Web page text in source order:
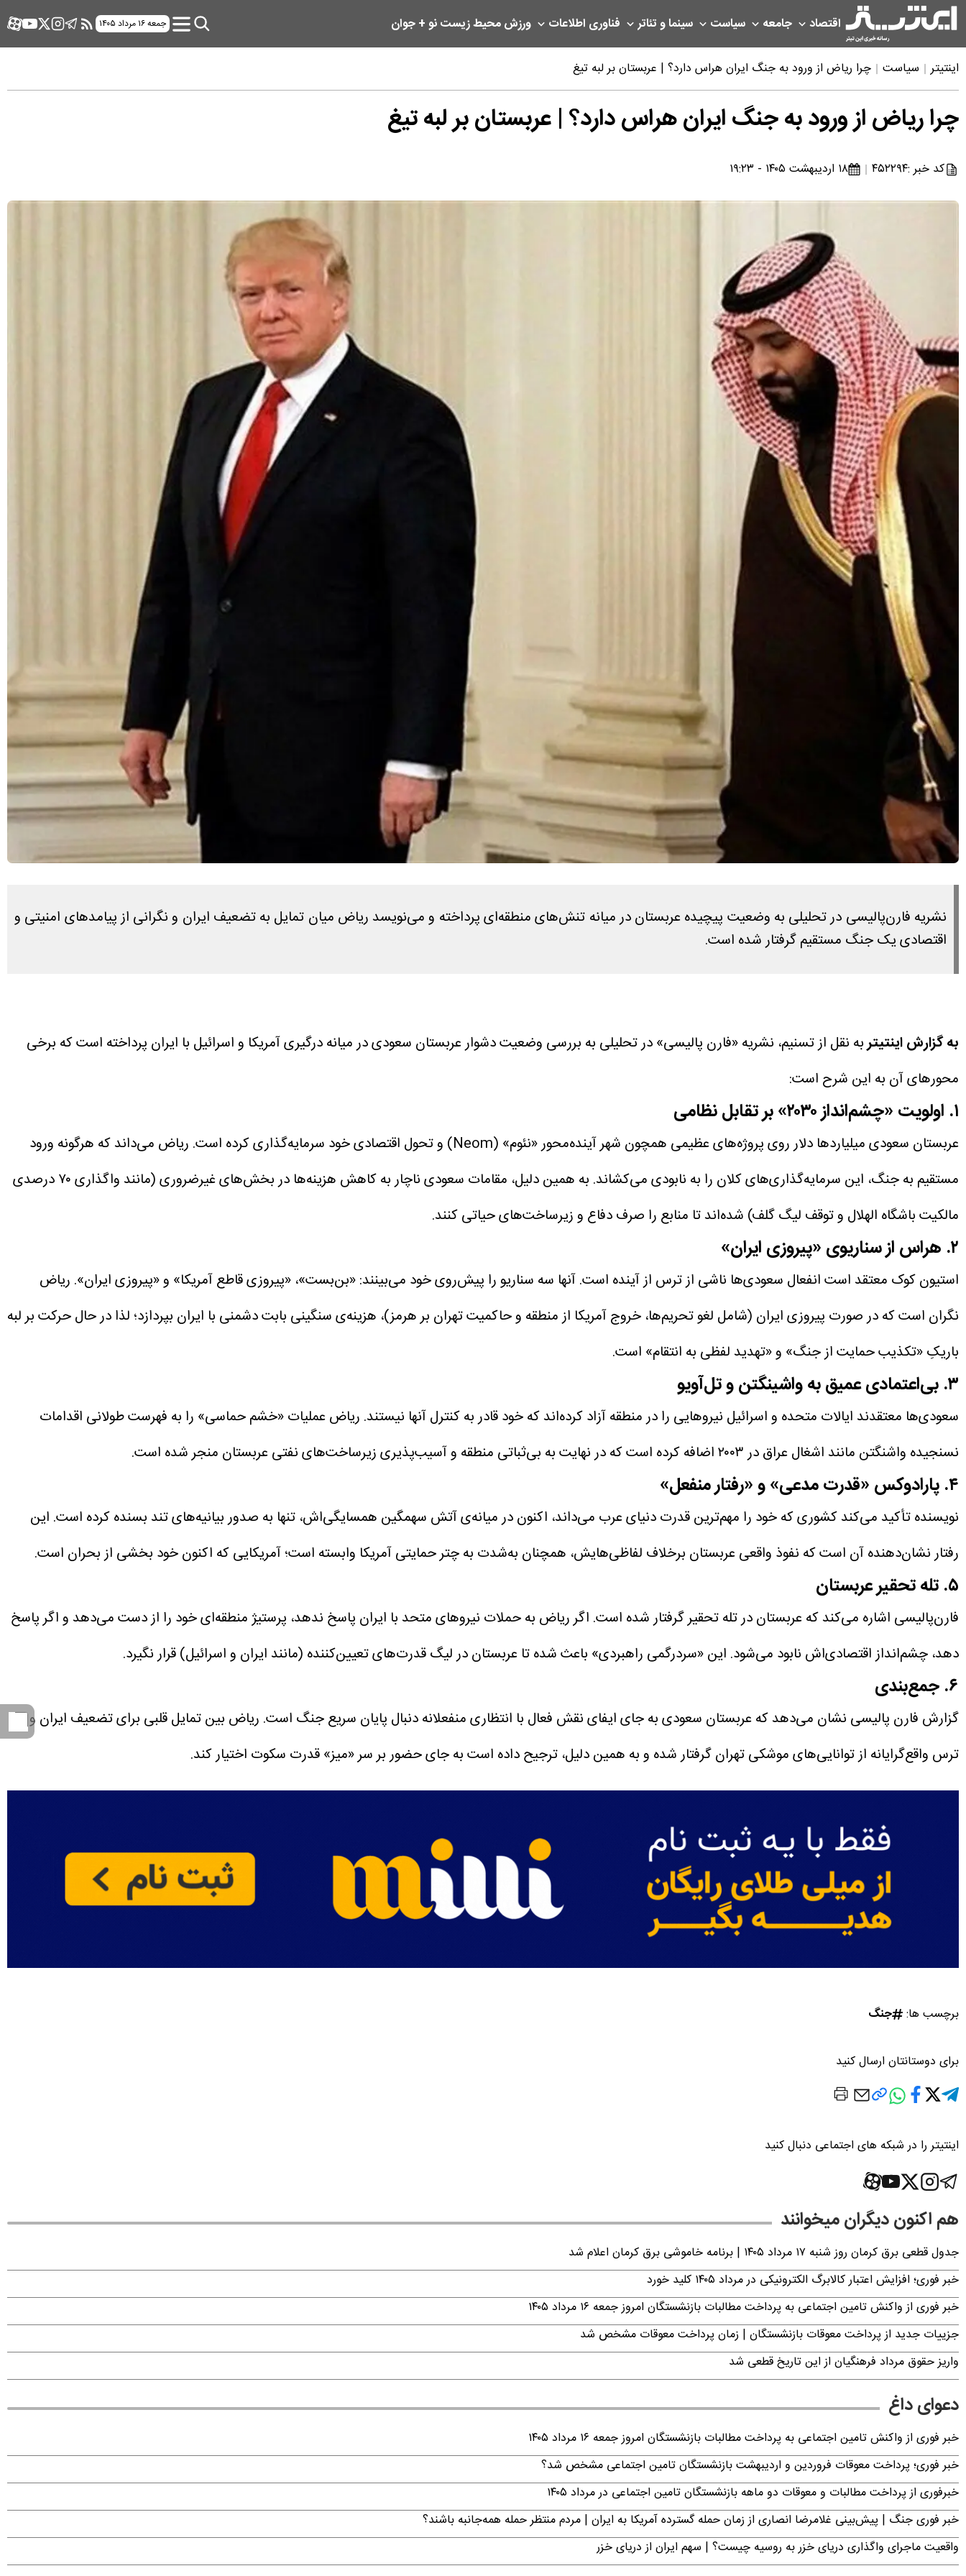
اقتصاد جامعه سیاست سینما و تئاتر فناوری اطلاعات ورزشمحیط زیستنو + جوان جمعه ۱۶ مرداد ۱۴۰۵
اینتیتر سیاست چرا ریاض از ورود به جنگ ایران هراس دارد؟ | عربستان بر لبه تیغ
چرا ریاض از ورود به جنگ ایران هراس دارد؟ | عربستان بر لبه تیغ
کد خبر :۴۵۲۲۹۴ ۱۸ اردیبهشت ۱۴۰۵ - ۱۹:۲۳
نشریه فارن‌پالیسی در تحلیلی به وضعیت پیچیده عربستان در میانه تنش‌های منطقه‌ای پرداخته و می‌نویسد ریاض میان تمایل به تضعیف ایران و نگرانی از پیامد‌های امنیتی و
اقتصادی یک جنگ مستقیم گرفتار شده است.
به گزارش اینتیتربه نقل از تسنیم، نشریه «فارن پالیسی» در تحلیلی به بررسی وضعیت دشوار عربستان سعودی در میانه درگیری آمریکا و اسرائیل با ایران پرداخته است که برخی
محور‌های آن به این شرح است:
۱. اولویت «چشم‌انداز ۲۰۳۰» بر تقابل نظامی
عربستان سعودی میلیارد‌ها دلار روی پروژه‌های عظیمی همچون شهر آینده‌محور «نئوم» (Neom) و تحول اقتصادی خود سرمایه‌گذاری کرده است. ریاض می‌داند که هرگونه ورود
مستقیم به جنگ، این سرمایه‌گذاری‌های کلان را به نابودی می‌کشاند. به همین دلیل، مقامات سعودی ناچار به کاهش هزینه‌ها در بخش‌های غیرضروری (مانند واگذاری ۷۰ درصدی
مالکیت باشگاه الهلال و توقف لیگ گلف) شده‌اند تا منابع را صرف دفاع و زیرساخت‌های حیاتی کنند.
۲. هراس از سناریوی «پیروزی ایران»
استیون کوک معتقد است انفعال سعودی‌ها ناشی از ترس از آینده است. آنها سه سناریو را پیش‌روی خود می‌بینند: «بن‌بست»، «پیروزی قاطع آمریکا» و «پیروزی ایران». ریاض
نگران است که در صورت پیروزی ایران (شامل لغو تحریم‌ها، خروج آمریکا از منطقه و حاکمیت تهران بر هرمز)، هزینه‌ی سنگینی بابت دشمنی با ایران بپردازد؛ لذا در حال حرکت بر لبه
باریکِ «تکذیب حمایت از جنگ» و «تهدید لفظی به انتقام» است.
۳. بی‌اعتمادی عمیق به واشینگتن و تل‌آویو
سعودی‌ها معتقدند ایالات متحده و اسرائیل نیرو‌هایی را در منطقه آزاد کرده‌اند که خود قادر به کنترل آنها نیستند. ریاض عملیات «خشم حماسی» را به فهرست طولانی اقدامات
نسنجیده واشنگتن مانند اشغال عراق در ۲۰۰۳ اضافه کرده است که در نهایت به بی‌ثباتی منطقه و آسیب‌پذیری زیرساخت‌های نفتی عربستان منجر شده است.
۴. پارادوکس «قدرت مدعی» و «رفتار منفعل»
نویسنده تأکید می‌کند کشوری که خود را مهم‌ترین قدرت دنیای عرب می‌داند، اکنون در میانه‌ی آتش سهمگین همسایگی‌اش، تنها به صدور بیانیه‌های تند بسنده کرده است. این
رفتار نشان‌دهنده آن است که نفوذ واقعی عربستان برخلاف لفاظی‌هایش، همچنان به‌شدت به چتر حمایتی آمریکا وابسته است؛ آمریکایی که اکنون خود بخشی از بحران است.
۵. تله تحقیر عربستان
فارن‌پالیسی اشاره می‌کند که عربستان در تله تحقیر گرفتار شده است. اگر ریاض به حملات نیرو‌های متحد با ایران پاسخ ندهد، پرستیژ منطقه‌ای خود را از دست می‌دهد و اگر پاسخ
دهد، چشم‌انداز اقتصادی‌اش نابود می‌شود. این «سردرگمی راهبردی» باعث شده تا عربستان در لیگ قدرت‌های تعیین‌کننده (مانند ایران و اسرائیل) قرار نگیرد.
۶. جمع‌بندی
گزارش فارن پالیسی نشان می‌دهد که عربستان سعودی به جای ایفای نقش فعال با انتظاری منفعلانه دنبال پایان سریع جنگ است. ریاض بین تمایل قلبی برای تضعیف ایران و
ترس واقع‌گرایانه از توانایی‌های موشکی تهران گرفتار شده و به همین دلیل، ترجیح داده است به جای حضور بر سر «میز» قدرت سکوت اختیار کند.
برچسب ها: جنگ
برای دوستانتان ارسال کنید
اینتیتر را در شبکه های اجتماعی دنبال کنید
هم اکنون دیگران میخوانند
جدول قطعی برق کرمان روز شنبه ۱۷ مرداد ۱۴۰۵ | برنامه خاموشی برق کرمان اعلام شد
خبر فوری؛ افزایش اعتبار کالابرگ الکترونیکی در مرداد ۱۴۰۵ کلید خورد
خبر فوری از واکنش تامین اجتماعی به پرداخت مطالبات بازنشستگان امروز جمعه ۱۶ مرداد ۱۴۰۵
جزییات جدید از پرداخت معوقات بازنشستگان | زمان پرداخت معوقات مشخص شد
واریز حقوق مرداد فرهنگیان از این تاریخ قطعی شد
دعوای داغ
خبر فوری از واکنش تامین اجتماعی به پرداخت مطالبات بازنشستگان امروز جمعه ۱۶ مرداد ۱۴۰۵
خبر فوری؛ پرداخت معوقات فروردین و اردیبهشت بازنشستگان تامین اجتماعی مشخص شد؟
خبرفوری از پرداخت مطالبات و معوقات دو ماهه بازنشستگان تامین اجتماعی در مرداد ۱۴۰۵
خبر فوری جنگ | پیش‌بینی غلامرضا انصاری از زمان حمله گسترده آمریکا به ایران | مردم منتظر حمله همه‌جانبه باشند؟
واقعیت ماجرای واگذاری دریای خزر به روسیه چیست؟ | سهم ایران از دریای خزر